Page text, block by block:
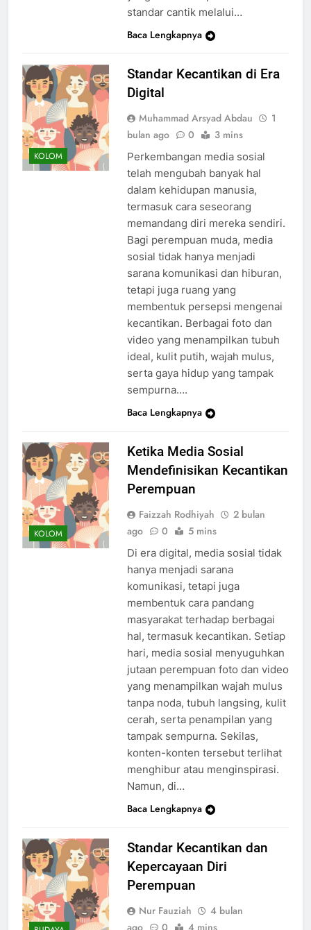
standar cantik melalui…
Baca Lengkapnya
KOLOM
Standar Kecantikan di Era
Digital
Muhammad Arsyad Abdau
1
bulan ago
0 3 mins
Perkembangan media sosial
telah mengubah banyak hal
dalam kehidupan manusia,
termasuk cara seseorang
memandang diri mereka sendiri.
Bagi perempuan muda, media
sosial tidak hanya menjadi
sarana komunikasi dan hiburan,
tetapi juga ruang yang
membentuk persepsi mengenai
kecantikan. Berbagai foto dan
video yang menampilkan tubuh
ideal, kulit putih, wajah mulus,
serta gaya hidup yang tampak
sempurna….
Baca Lengkapnya
KOLOM
Ketika Media Sosial
Mendefinisikan Kecantikan
Perempuan
Faizzah Rodhiyah
2 bulan
ago
0 5 mins
Di era digital, media sosial tidak
hanya menjadi sarana
komunikasi, tetapi juga
membentuk cara pandang
masyarakat terhadap berbagai
hal, termasuk kecantikan. Setiap
hari, media sosial menyuguhkan
jutaan perempuan foto dan video
yang menampilkan wajah mulus
tanpa noda, tubuh langsing, kulit
cerah, serta penampilan yang
tampak sempurna. Sekilas,
konten-konten tersebut terlihat
menghibur atau menginspirasi.
Namun, di…
Baca Lengkapnya
Standar Kecantikan dan
Kepercayaan Diri
Perempuan
Nur Fauziah
4 bulan
ago
0 4 mins